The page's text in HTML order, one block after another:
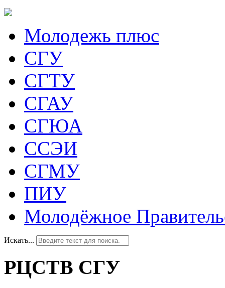
Молодежь плюс
СГУ
СГТУ
СГАУ
СГЮА
ССЭИ
СГМУ
ПИУ
Молодёжное
Искать...
РЦСТВ СГУ